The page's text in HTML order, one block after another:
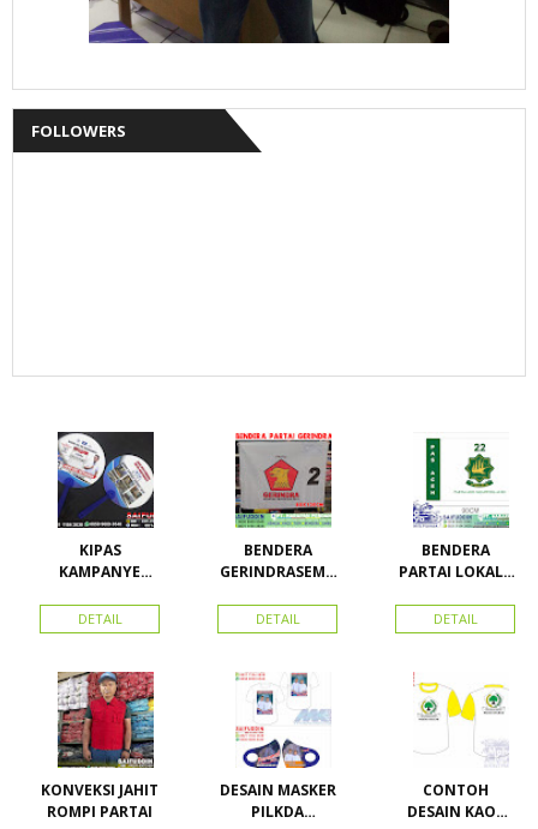
FOLLOWERS
KIPAS
KAMPANYE
DETAIL
BENDERA
GERINDRASEMU
DETAIL
BENDERA
PARTAI LOKAL /
ACEH
DETAIL
KONVEKSI JAHIT
ROMPI PARTAI
DESAIN MASKER
PILKDA
CONTOH
DESAIN KAOS